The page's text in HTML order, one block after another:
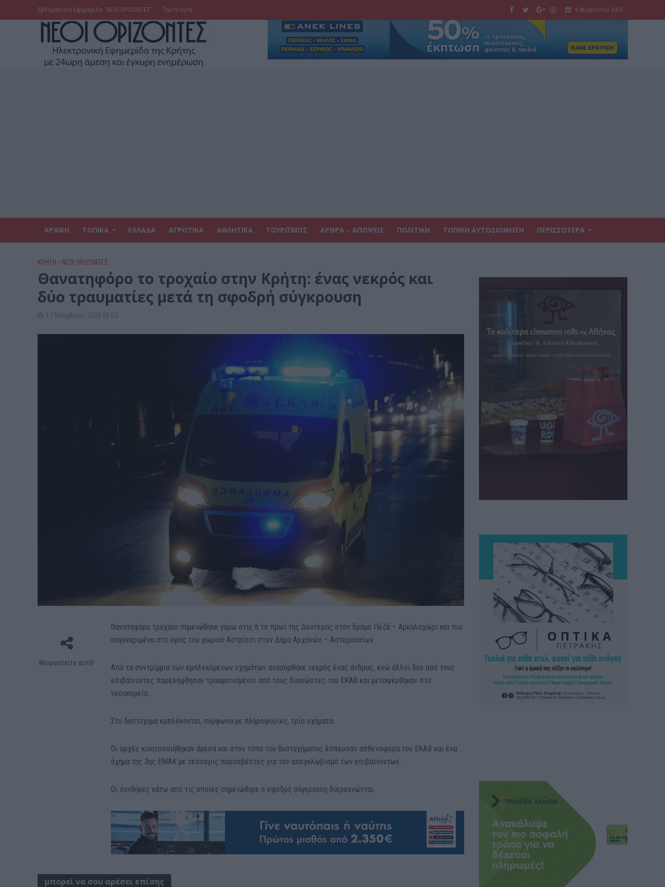
Εβδομαδιαία Εφημερίδα ‘’ΝΕΟΙ ΟΡΙΖΟΝΤΕΣ’’ Ταυτότητα 9 Αυγούστου 2026
ΑΡΧΙΚΗ ΤΟΠΙΚΑ ΕΛΛΑΔΑ ΑΓΡΟΤΙΚΑ ΑΘΛΗΤΙΚΑ ΤΟΥΡΙΣΜΟΣ ΑΡΘΡΑ – ΑΠΟΨΕΙΣ ΠΟΛΙΤΙΚΗ ΤΟΠΙΚΗ ΑΥΤΟΔΙΟΙΚΗΣΗ ΠΕΡΙΣΣΟΤΕΡΑ
ΚΡΗΤΗ • ΝΕΟΙ ΟΡΙΖΟΝΤΕΣ
Θανατηφόρο το τροχαίο στην Κρήτη: ένας νεκρός και
δύο τραυματίες μετά τη σφοδρή σύγκρουση
17 Νοεμβρίου 2025 08:03
Μοιραστείτε αυτό!
Θανατηφόρο τροχαίο σημειώθηκε γύρω στις 6 το πρωί της Δευτέρας στον δρόμο Πεζά – Αρκαλοχώρι και πιο
συγκεκριμένα στο ύψος του χωριού Αστρίτσι στον Δήμο Αρχανών – Αστερουσίων.
Από τα συντρίμμια των εμπλεκόμενων οχημάτων ανασύρθηκε νεκρός ένας άνδρας, ενώ άλλοι δύο από τους
επιβαίνοντες παρελήφθησαν τραυματισμένοι από τους διασώστες του ΕΚΑΒ και μεταφέρθηκαν στο
νοσοκομείο.
Στο δυστύχημα εμπλέκονται, σύμφωνα με πληροφορίες, τρία οχήματα.
Οι αρχές κινητοποιήθηκαν άμεσα και στον τόπο του δυστυχήματος έσπευσαν ασθενοφόρα του ΕΚΑΒ και ένα
όχημα της 3ης ΕΜΑΚ με τέσσερις πυροσβέστες για τον απεγκλωβισμό των επιβαινόντων.
Οι συνθήκες κάτω από τις οποίες σημειώθηκε η σφοδρή σύγκρουση διερευνώνται.
μπορεί να σου αρέσει επίσης